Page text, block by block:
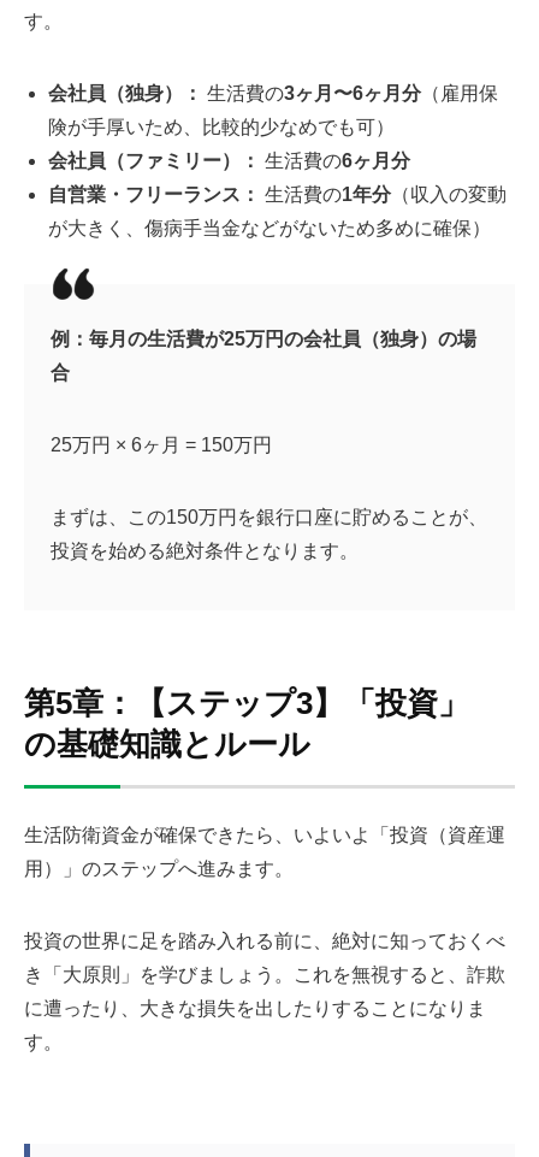
す。
会社員（独身）： 生活費の3ヶ月〜6ヶ月分（雇用保
険が手厚いため、比較的少なめでも可）
会社員（ファミリー）： 生活費の6ヶ月分
自営業・フリーランス： 生活費の1年分（収入の変動
が大きく、傷病手当金などがないため多めに確保）
例：毎月の生活費が25万円の会社員（独身）の場
合
25万円 × 6ヶ月 = 150万円
まずは、この150万円を銀行口座に貯めることが、
投資を始める絶対条件となります。
第5章：【ステップ3】「投資」
の基礎知識とルール
生活防衛資金が確保できたら、いよいよ「投資（資産運
用）」のステップへ進みます。
投資の世界に足を踏み入れる前に、絶対に知っておくべ
き「大原則」を学びましょう。これを無視すると、詐欺
に遭ったり、大きな損失を出したりすることになりま
す。